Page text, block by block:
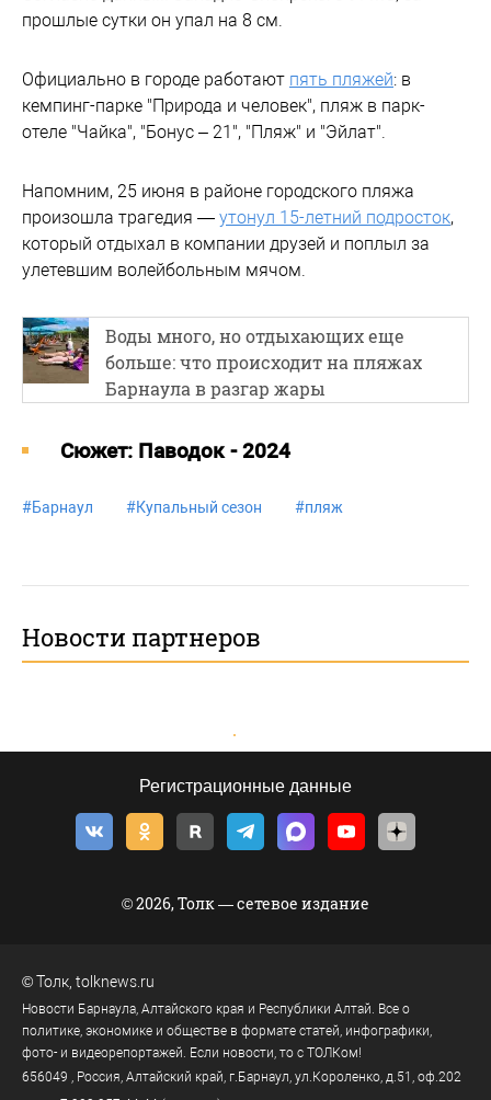
прошлые сутки он упал на 8 см.
Официально в городе работают пять пляжей: в
кемпинг-парке "Природа и человек", пляж в парк-
отеле "Чайка", "Бонус – 21", "Пляж" и "Эйлат".
Напомним, 25 июня в районе городского пляжа
произошла трагедия — утонул 15-летний подросток,
который отдыхал в компании друзей и поплыл за
улетевшим волейбольным мячом.
Воды много, но отдыхающих еще
больше: что происходит на пляжах
Барнаула в разгар жары
Cюжет: Паводок - 2024
#Барнаул #Купальный сезон #пляж
Новости партнеров
Регистрационные данные
© 2026, Толк — сетевое издание
©Толк tolknews.ru
Новости Барнаула, Алтайского края и Республики Алтай. Все о
политике, экономике и обществе в формате статей, инфографики,
фото- и видеорепортажей. Если новости, то с ТОЛКом!
656049 , Россия, Алтайский край, г.Барнаул, ул.Короленко, д.51, оф.202